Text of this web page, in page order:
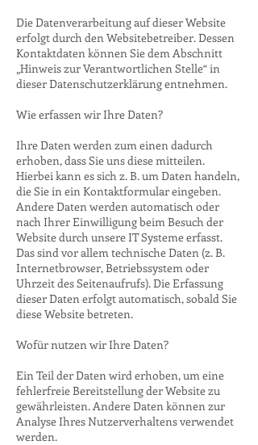
Die Datenverarbeitung auf dieser Website
erfolgt durch den Websitebetreiber. Dessen
Kontaktdaten können Sie dem Abschnitt
„Hinweis zur Verantwortlichen Stelle“ in
dieser Datenschutzerklärung entnehmen.
Wie erfassen wir Ihre Daten?
Ihre Daten werden zum einen dadurch
erhoben, dass Sie uns diese mitteilen.
Hierbei kann es sich z. B. um Daten handeln,
die Sie in ein Kontaktformular eingeben.
Andere Daten werden automatisch oder
nach Ihrer Einwilligung beim Besuch der
Website durch unsere IT Systeme erfasst.
Das sind vor allem technische Daten (z. B.
Internetbrowser, Betriebssystem oder
Uhrzeit des Seitenaufrufs). Die Erfassung
dieser Daten erfolgt automatisch, sobald Sie
diese Website betreten.
Wofür nutzen wir Ihre Daten?
Ein Teil der Daten wird erhoben, um eine
fehlerfreie Bereitstellung der Website zu
gewährleisten. Andere Daten können zur
Analyse Ihres Nutzerverhaltens verwendet
werden.